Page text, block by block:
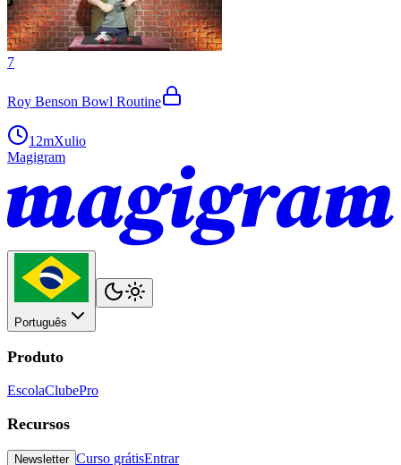
7
Roy Benson Bowl Routine
12mXulio
Magigram
Português
Produto
EscolaClubePro
Recursos
Newsletter Curso grátisEntrar